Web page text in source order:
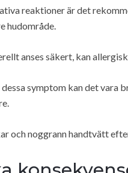
reaktioner är det
hudområde.
anses säkert, kan
dessa symptom kan det vara
och noggrann handtvätt